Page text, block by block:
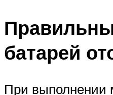
батарей
При выполнении